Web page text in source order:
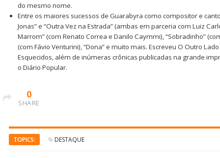
do mesmo nome.
Entre os maiores sucessos de Guarabyra como compositor e
Jonas” e “Outra Vez na Estrada” (ambas em parceria com Luiz
Marrom” (com Renato Correa e Danilo Caymmi), “Sobradinho”
(com Fávio Venturini), “Dona” e muito mais. Escreveu O Outro
Esquecidos, além de inúmeras crônicas publicadas na grande
o Diário Popular.
0
SHARE
TOPICS: DESTAQUE